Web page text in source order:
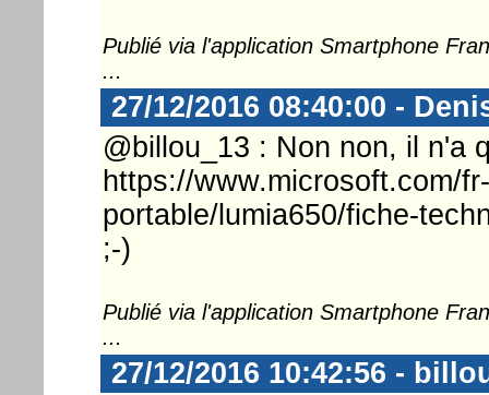
Publié via l'application Smartphone
...
27/12/2016 08:40:00 -
@billou_13 : Non non, il n'a
https://www.microsoft.com/
portable/lumia650/fiche-
;-)
Publié via l'application Smartphone
...
27/12/2016 10:42:56 -